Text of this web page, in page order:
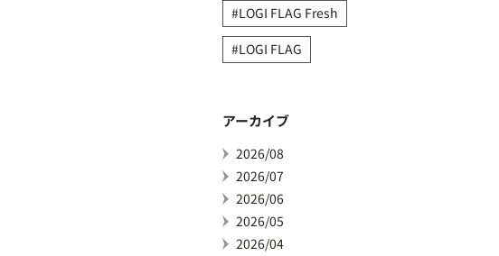
LOGI FLAG Fresh
LOGI FLAG
アーカイブ
2026/08
2026/07
2026/06
2026/05
2026/04